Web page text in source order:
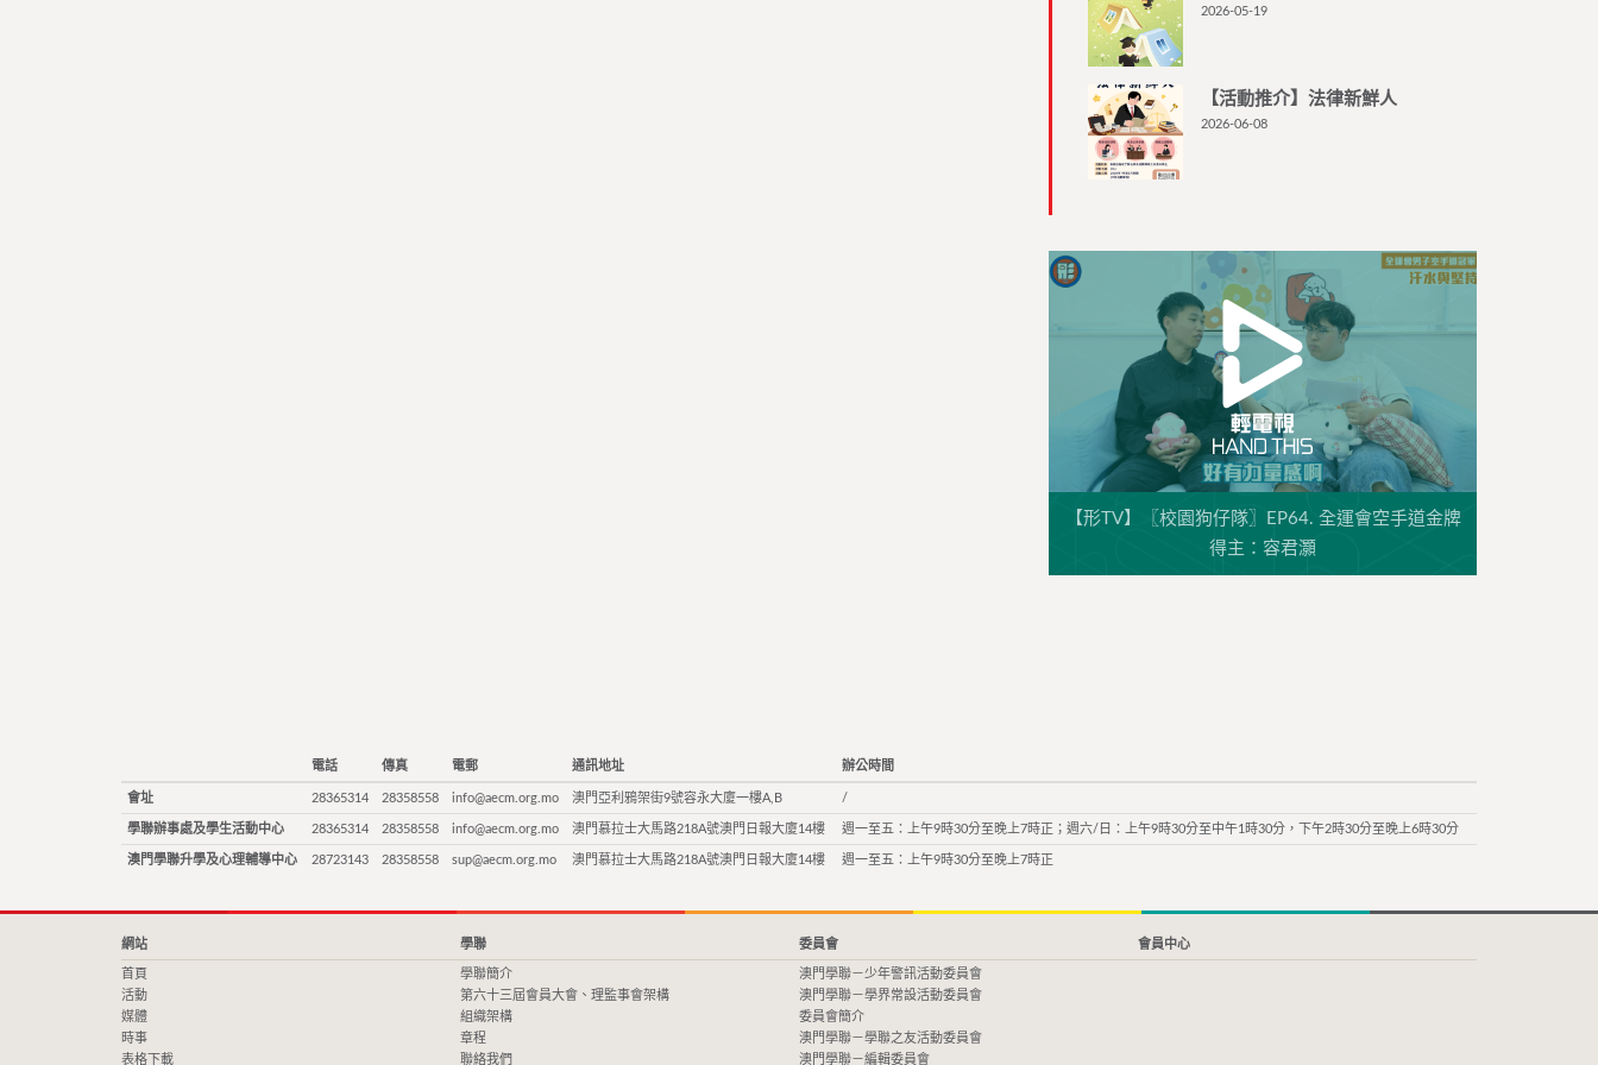
2026-05-19
【活動推介】法律新鮮人
2026-06-08
【形TV】〖校園狗仔隊〗EP64. 全運會空手道金牌
得主：容君灝
電話 傳真 電郵 通訊地址 辦公時間
會址 28365314 28358558 info@aecm.org.mo 澳門亞利鴉架街9號容永大廈一樓A,B /
學聯辦事處及學生活動中心 28365314 28358558 info@aecm.org.mo 澳門慕拉士大馬路218A號澳門日報大廈14樓 週一至五：上午9時30分至晚上7時正；週六/日：上午9時30分至中午1時30分，下午2時30分至晚上6時30分
澳門學聯升學及心理輔導中心 28723143 28358558 sup@aecm.org.mo 澳門慕拉士大馬路218A號澳門日報大廈14樓 週一至五：上午9時30分至晚上7時正
網站
首頁
活動
媒體
時事
表格下載
學聯
學聯簡介
第六十三屆會員大會、理監事會架構
組織架構
章程
聯絡我們
委員會
澳門學聯－少年警訊活動委員會
澳門學聯－學界常設活動委員會
委員會簡介
澳門學聯－學聯之友活動委員會
澳門學聯－編輯委員會
會員中心